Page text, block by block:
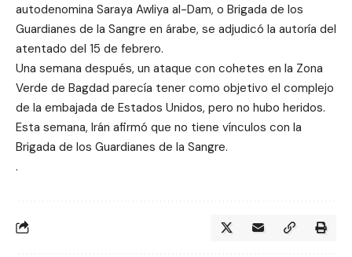
autodenomina Saraya Awliya al-Dam, o Brigada de los
Guardianes de la Sangre en árabe, se adjudicó la autoría del
atentado del 15 de febrero.
Una semana después, un ataque con cohetes en la Zona
Verde de Bagdad parecía tener como objetivo el complejo
de la embajada de Estados Unidos, pero no hubo heridos.
Esta semana, Irán afirmó que no tiene vínculos con la
Brigada de los Guardianes de la Sangre.
.